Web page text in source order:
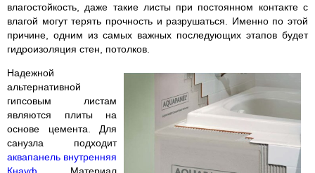
влагостойкость, даже такие листы при постоянном контакте с
влагой могут терять прочность и разрушаться. Именно по этой
причине, одним из самых важных последующих этапов будет
гидроизоляция стен, потолков.
Надежной
альтернативной
гипсовым листам
являются плиты на
основе цемента. Для
санузла подходит
аквапанель внутренняя
Кнауф . Материал